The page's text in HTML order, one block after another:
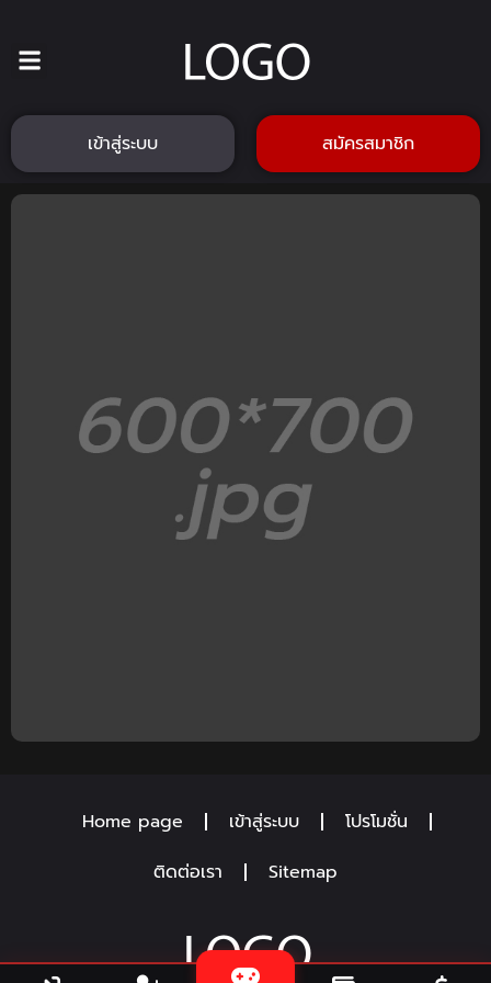
เข้าสู่ระบบ สมัครสมาชิก
Home page เข้าสู่ระบบ
โปรโมชั่น
ติดต่อเรา
Sitemap